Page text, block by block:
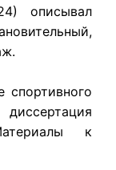
описывал
к